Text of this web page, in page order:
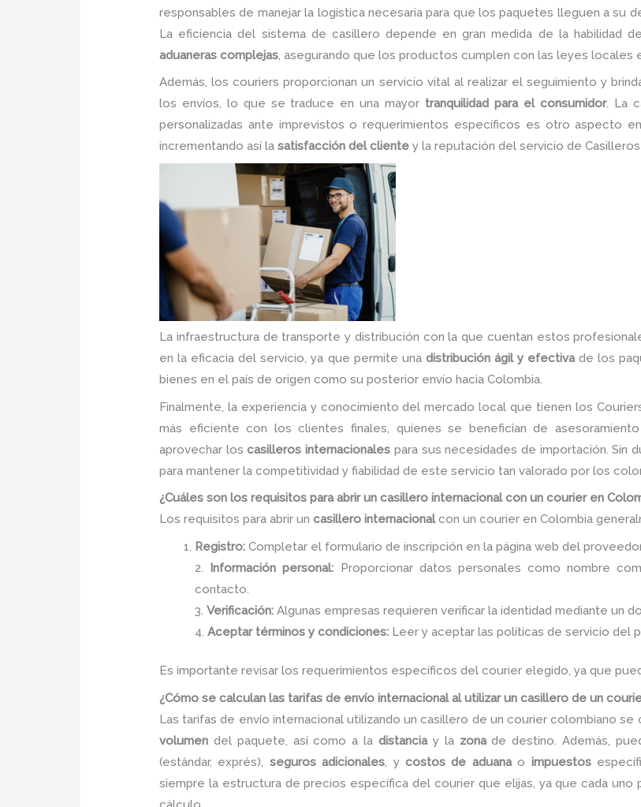
responsables de manejar la logística necesaria para que los paquetes lleguen a su
La eficiencia del sistema de casillero depende en gran medida de la habilidad
aduaneras complejas , asegurando que los productos cumplen con las leyes locales
Además, los couriers proporcionan un servicio vital al realizar el seguimiento y
los envíos, lo que se traduce en una mayor tranquilidad para el consumidor. La
personalizadas ante imprevistos o requerimientos específicos es otro aspecto
incrementando así lasatisfacción del cliente y la reputación del servicio de
La infraestructura de transporte y distribución con la que cuentan estos
en la eficacia del servicio, ya que permite una distribución ágil y efectivade los
bienes en el país de origen como su posterior envío hacia Colombia.
Finalmente, la experiencia y conocimiento del mercado local que tienen los
más eficiente con los clientes finales, quienes se benefician de
aprovechar loscasilleros internacionales para sus necesidades de importación. Sin
para mantener la competitividad y fiabilidad de este servicio tan valorado por los
¿Cuáles son los requisitos para abrir un casillero internacional con un courier en
Los requisitos para abrir uncasillero internacionalcon un courier en Colombia
Registro: Completar el formulario de inscripción en la página web del
2. Información personal: Proporcionar datos personales como nombre
contacto.
3.Verificación: Algunas empresas requieren verificar la identidad mediante un
4.Aceptar términos y condiciones: Leer y aceptar las políticas de servicio del
Es importante revisar los requerimientos específicos del courier elegido, ya que
¿Cómo se calculan las tarifas de envío internacional al utilizar un casillero de un
Las tarifas de envío internacional utilizando un casillero de un courier colombiano se
volumen del paquete, así como a ladistanciay la zonade destino. Además,
(estándar, exprés), seguros adicionales , ycostos de aduanao impuestos
siempre la estructura de precios específica del courier que elijas, ya que cada